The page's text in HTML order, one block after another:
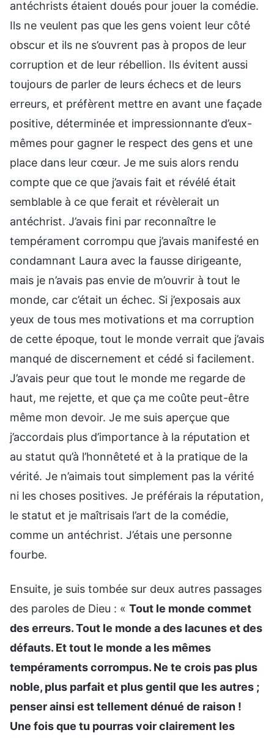
antéchrists étaient doués pour jouer la comédie.
Ils ne veulent pas que les gens voient leur côté
obscur et ils ne s’ouvrent pas à propos de leur
corruption et de leur rébellion. Ils évitent aussi
toujours de parler de leurs échecs et de leurs
erreurs, et préfèrent mettre en avant une façade
positive, déterminée et impressionnante d’eux-
mêmes pour gagner le respect des gens et une
place dans leur cœur. Je me suis alors rendu
compte que ce que j’avais fait et révélé était
semblable à ce que ferait et révèlerait un
antéchrist. J’avais fini par reconnaître le
tempérament corrompu que j’avais manifesté en
condamnant Laura avec la fausse dirigeante,
mais je n’avais pas envie de m’ouvrir à tout le
monde, car c’était un échec. Si j’exposais aux
yeux de tous mes motivations et ma corruption
de cette époque, tout le monde verrait que j’avais
manqué de discernement et cédé si facilement.
J’avais peur que tout le monde me regarde de
haut, me rejette, et que ça me coûte peut-être
même mon devoir. Je me suis aperçue que
j’accordais plus d’importance à la réputation et
au statut qu’à l’honnêteté et à la pratique de la
vérité. Je n’aimais tout simplement pas la vérité
ni les choses positives. Je préférais la réputation,
le statut et je maîtrisais l’art de la comédie,
comme un antéchrist. J’étais une personne
fourbe.
Ensuite, je suis tombée sur deux autres passages
des paroles de Dieu : « Tout le monde commet
des erreurs. Tout le monde a des lacunes et des
défauts. Et tout le monde a les mêmes
tempéraments corrompus. Ne te crois pas plus
noble, plus parfait et plus gentil que les autres ;
penser ainsi est tellement dénué de raison !
Une fois que tu pourras voir clairement les